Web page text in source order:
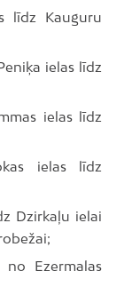
līdz Kauguru
ielas līdz
ielas līdz
ielas līdz
Dzirkaļu ielai
Ezermalas